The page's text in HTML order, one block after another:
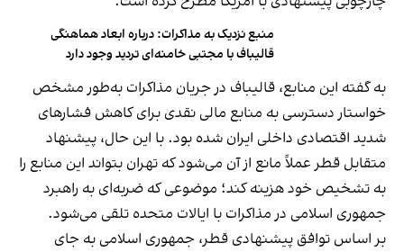
منبع نزدیک به مذاکرات: درباره ابعاد هماهنگی
قالیباف با مجتبی خامنه‌ای تردید وجود دارد
به گفته این منابع، قالیباف در جریان مذاکرات به‌طور مشخص
خواستار دسترسی به منابع مالی نقدی برای کاهش فشارهای
شدید اقتصادی داخلی ایران شده بود. با این حال، پیشنهاد
متقابل قطر عملاً مانع از آن می‌شود که تهران بتواند این منابع را
به تشخیص خود هزینه کند؛ موضوعی که ضربه‌ای به راهبرد
جمهوری اسلامی در مذاکرات با ایالات متحده تلقی می‌شود.
بر اساس توافق پیشنهادی قطر، جمهوری اسلامی به جای